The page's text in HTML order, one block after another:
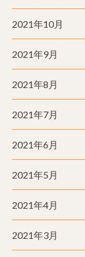
2021年10月
2021年9月
2021年8月
2021年7月
2021年6月
2021年5月
2021年4月
2021年3月